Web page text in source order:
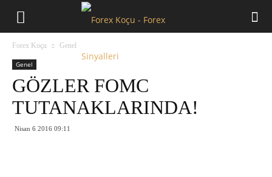
Forex Koçu Genel
Genel
GÖZLER FOMC
TUTANAKLARINDA!
Nisan 6 2016 09:11